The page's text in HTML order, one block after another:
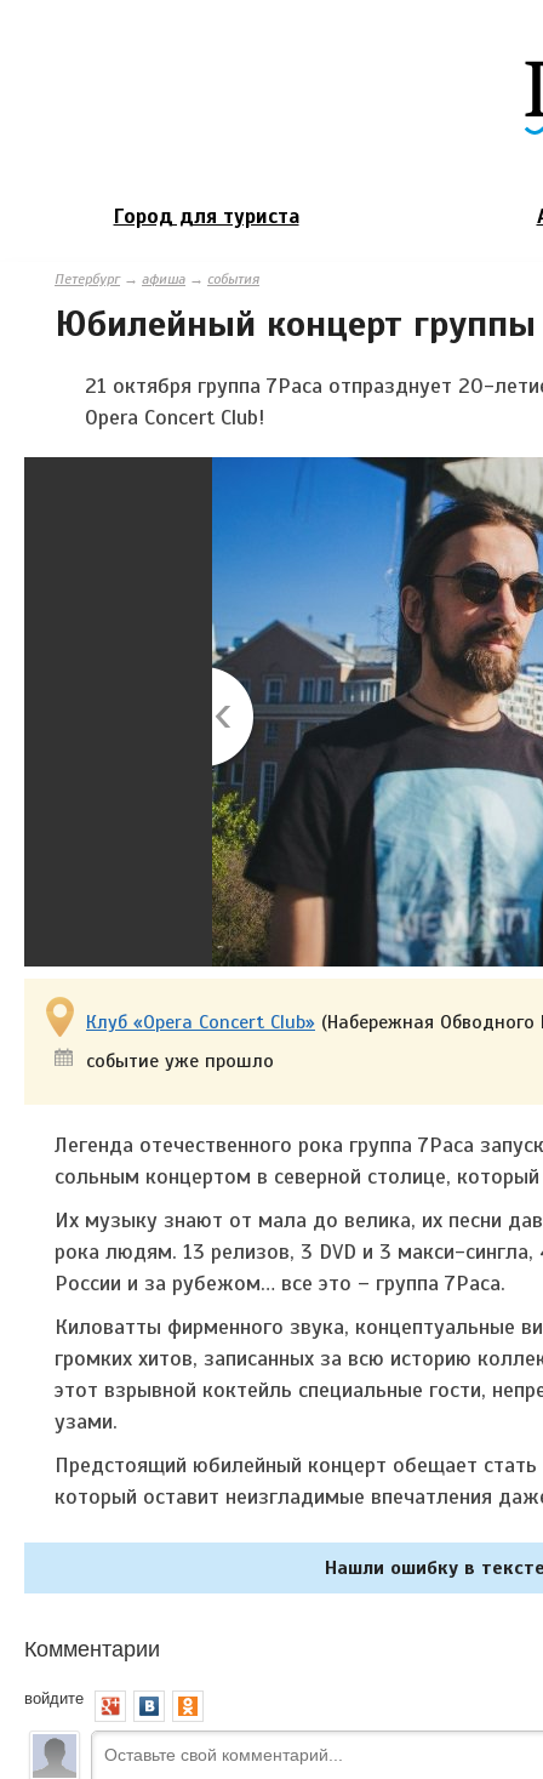
Город для туриста
Петербург→ афиша → события
Юбилейный концерт группы
21 октября группа 7Раса отпразднует 20-
Opera Concert Club!
Клуб «Opera Concert Club» (Набережная
событие уже прошло
Легенда отечественного рока группа 7Раса
сольным концертом в северной столице,
Их музыку знают от мала до велика, их песни
рока людям. 13 релизов, 3 DVD и 3 макси-
России и за рубежом… все это – группа 7Раса.
Киловатты фирменного звука, концептуальные
громких хитов, записанных за всю историю
этот взрывной коктейль специальные гости,
узами.
Предстоящий юбилейный концерт обещает
который оставит неизгладимые впечатления
Нашли ошибку в
Комментарии
войдите